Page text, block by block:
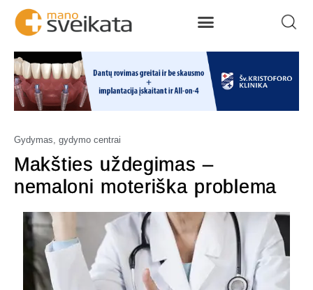
Gydymas, gydymo centrai
Makšties uždegimas –
nemaloni moteriška problema